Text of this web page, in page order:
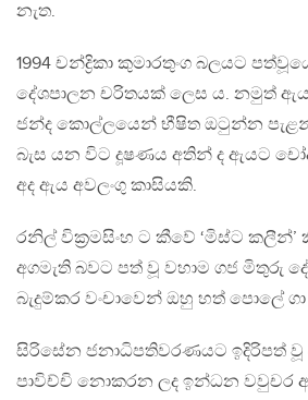
නැත.
1994 චන්ද්‍රිකා කුමාරතුංග බලයට
දේශපාලන චරිතයක් ලෙස ය. නමුත්
ජන්ද කොල්ලයෙන් භීෂිත ඔටුන්න
බැස යන විට දූෂණය අතින් ද ඇයට
අද ඇය අවලංගු කාසියකි.
රනිල් වික්‍රමසිංහ ට කීවේ ‘මිස්ට කලීන්’
අගමැති බවට පත් වූ වහාම ගජ මිතුරු
බැදුම්කර වංචාවෙන් ඔහු හත් පොලේ
සිරිසේන ජනාධිපතිවරණයට ඉදිරිපත් වූ
පාවිච්චි නොකරන ලද ඉන්ධන වවුචර